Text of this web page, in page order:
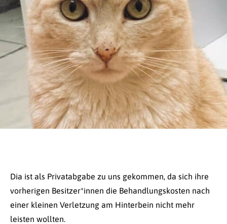
Dia ist als Privatabgabe zu uns gekommen, da sich ihre
vorherigen Besitzer*innen die Behandlungskosten nach
einer kleinen Verletzung am Hinterbein nicht mehr
leisten wollten.